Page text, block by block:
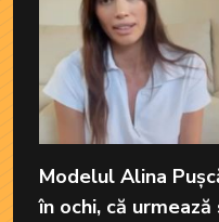
Modelul Alina
în ochi, că